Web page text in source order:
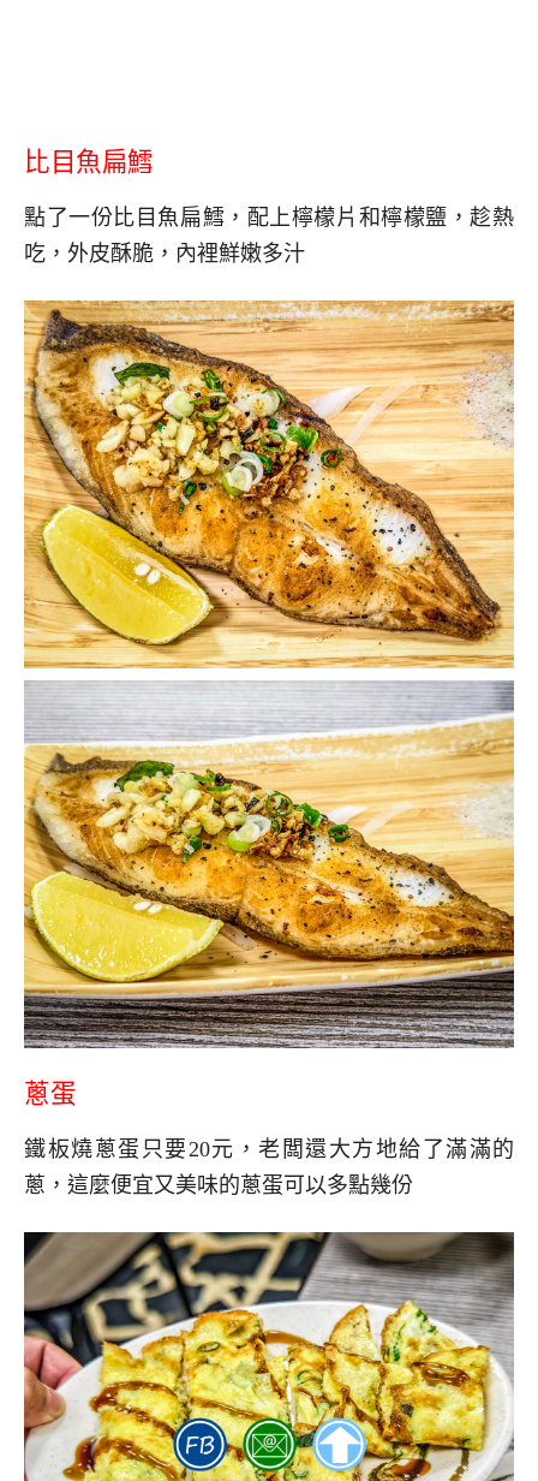
比目魚扁鱈
點了一份比目魚扁鱈，配上檸檬片和檸檬鹽，趁熱
吃，外皮酥脆，內裡鮮嫩多汁
蔥蛋
鐵板燒蔥蛋只要20元，老闆還大方地給了滿滿的
蔥，這麼便宜又美味的蔥蛋可以多點幾份